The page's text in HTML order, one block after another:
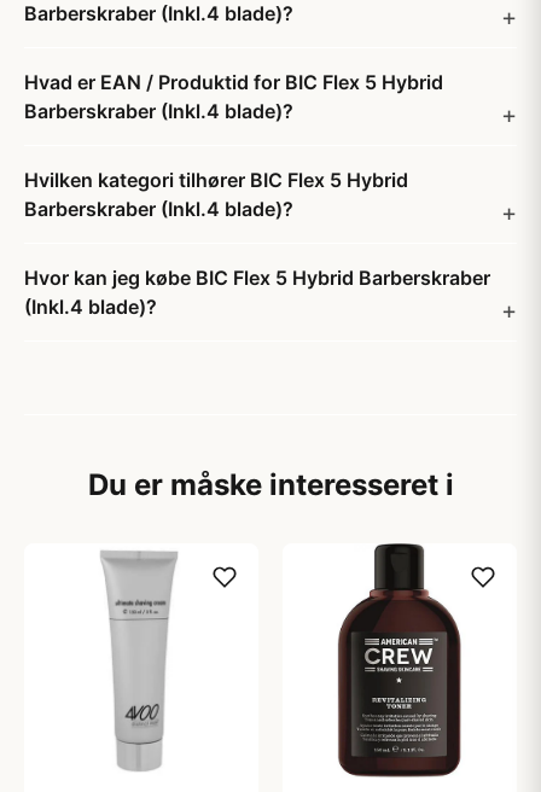
Barberskraber (Inkl.4 blade)?
Hvad er EAN / Produktid for BIC Flex 5 Hybrid
Barberskraber (Inkl.4 blade)?
Hvilken kategori tilhører BIC Flex 5 Hybrid
Barberskraber (Inkl.4 blade)?
Hvor kan jeg købe BIC Flex 5 Hybrid Barberskraber
(Inkl.4 blade)?
Du er måske interesseret i